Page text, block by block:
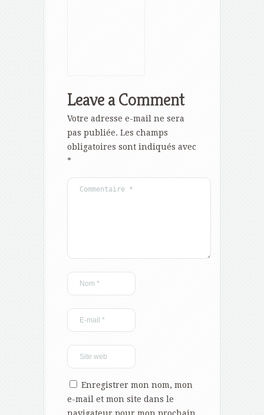
Leave a Comment
Votre adresse e-mail ne sera
pas publiée. Les champs
obligatoires sont indiqués avec
*
Enregistrer mon nom, mon
e-mail et mon site dans le